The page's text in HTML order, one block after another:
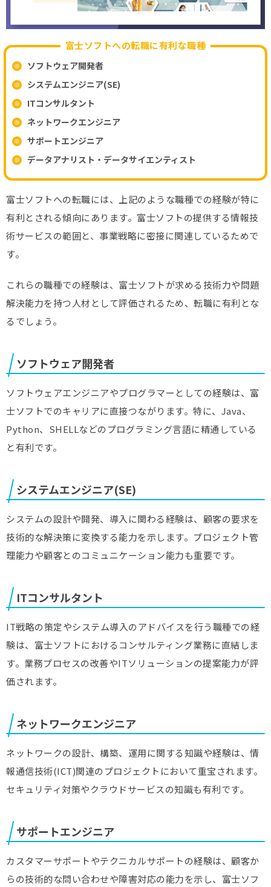
富士ソフトへの転職に有利な職種
ソフトウェア開発者
システムエンジニア(SE)
ITコンサルタント
ネットワークエンジニア
サポートエンジニア
データアナリスト・データサイエンティスト
富士ソフトへの転職には、上記のような職種での経験が特に
有利とされる傾向にあります。富士ソフトの提供する情報技
術サービスの範囲と、事業戦略に密接に関連しているためで
す。
これらの職種での経験は、富士ソフトが求める技術力や問題
解決能力を持つ人材として評価されるため、転職に有利とな
るでしょう。
ソフトウェア開発者
ソフトウェアエンジニアやプログラマーとしての経験は、富
士ソフトでのキャリアに直接つながります。特に、Java、
Python、SHELLなどのプログラミング言語に精通している
と有利です。
システムエンジニア(SE)
システムの設計や開発、導入に関わる経験は、顧客の要求を
技術的な解決策に変換する能力を示します。プロジェクト管
理能力や顧客とのコミュニケーション能力も重要です。
ITコンサルタント
IT戦略の策定やシステム導入のアドバイスを行う職種での経
験は、富士ソフトにおけるコンサルティング業務に直結しま
す。業務プロセスの改善やITソリューションの提案能力が評
価されます。
ネットワークエンジニア
ネットワークの設計、構築、運用に関する知識や経験は、情
報通信技術(ICT)関連のプロジェクトにおいて重宝されます。
セキュリティ対策やクラウドサービスの知識も有利です。
サポートエンジニア
カスタマーサポートやテクニカルサポートの経験は、顧客か
らの技術的な問い合わせや障害対応の能力を示し、富士ソフ